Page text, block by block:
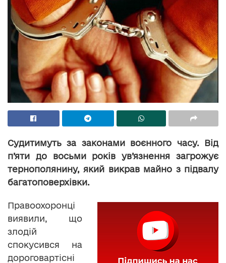
Судитимуть за законами воєнного часу. Від
п’яти до восьми років ув’язнення загрожує
тернополянину, який викрав майно з підвалу
багатоповерхівки.
Правоохоронці
виявили, що
злодій
спокусився на
дороговартісні